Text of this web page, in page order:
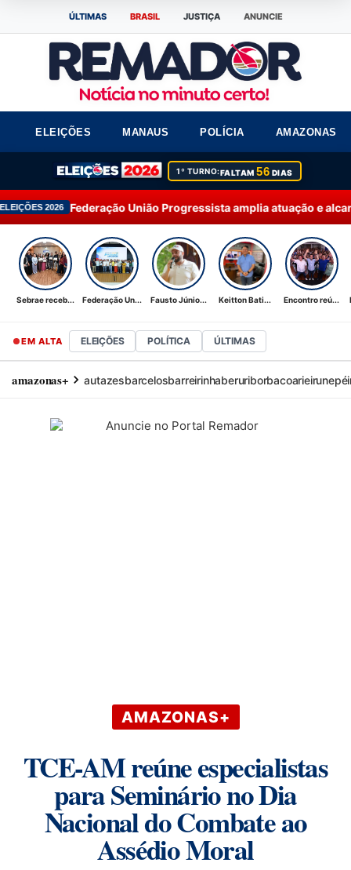
ÚLTIMAS BRASIL JUSTIÇA ANUNCIE
ELEIÇÕES MANAUS POLÍCIA AMAZONAS
1º TURNO:FALTAM56 DIAS
União Progressista amplia atuação e alcança 92% dos
Sebrae receb... Federação Un... Fausto Júnio... Keitton Bati... Encontro reú...
EM ALTA ELEIÇÕES POLÍTICA ÚLTIMAS
amazonas+ autazesbarcelosbarreirinhaberuriborbacoarieirunepé
AMAZONAS+
TCE-AM reúne especialistas
para Seminário no Dia
Nacional do Combate ao
Assédio Moral